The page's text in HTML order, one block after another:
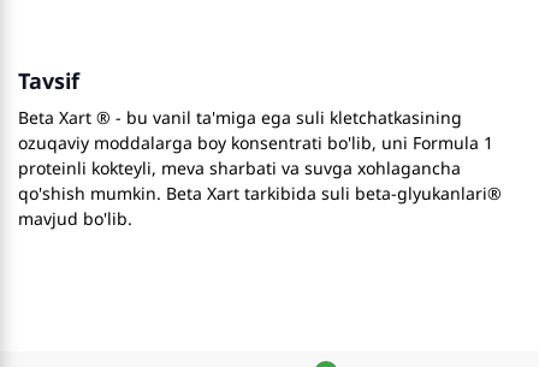
Tavsif
Beta Xart ® - bu vanil ta'miga ega suli kletchatkasining
ozuqaviy moddalarga boy konsentrati bo'lib, uni Formula 1
proteinli kokteyli, meva sharbati va suvga xohlagancha
qo'shish mumkin. Beta Xart tarkibida suli beta-glyukanlari®
mavjud bo'lib.